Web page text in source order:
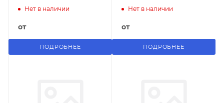
VMT-6)
Нет в наличии
от
ПОДРОБНЕЕ
Нет в наличии
от
ПОДРОБНЕЕ